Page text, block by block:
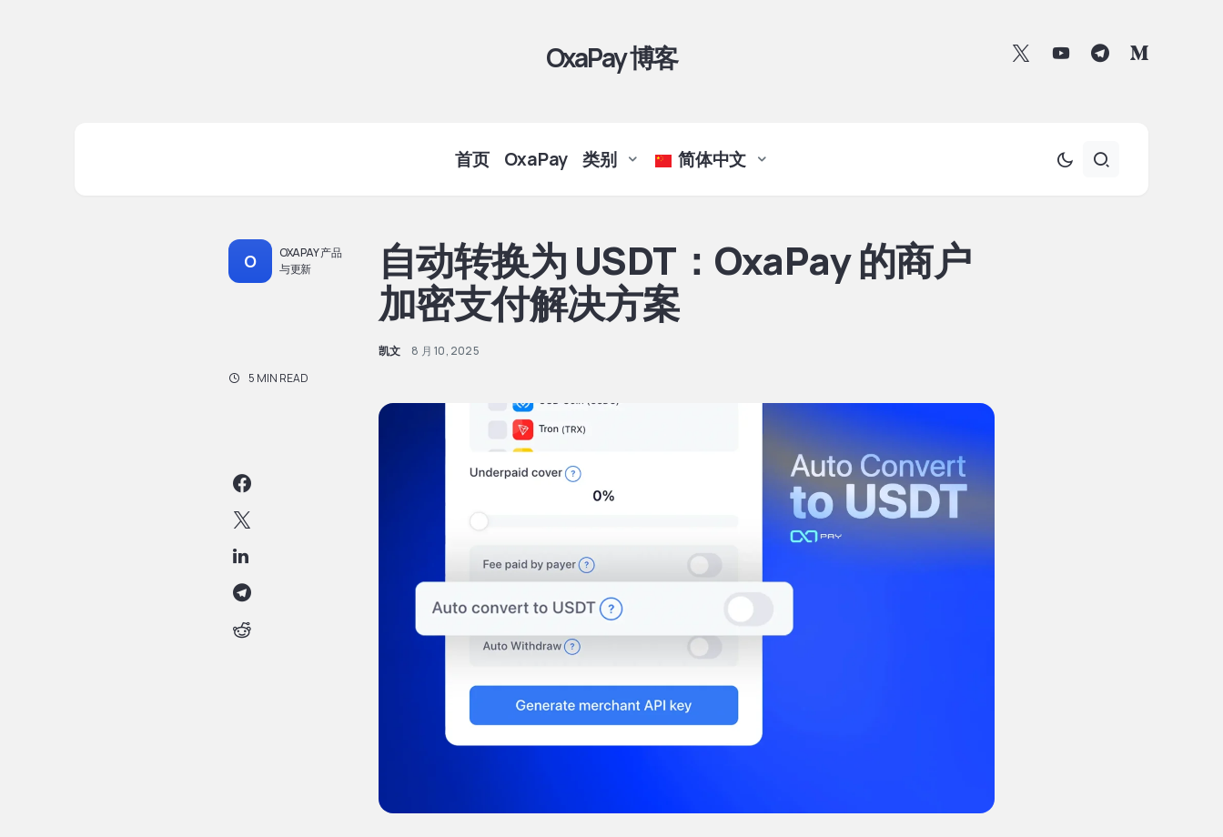
OxaPay 博客
首页 OxaPay 类别 简体中文
O
OXAPAY 产品
与更新
5 MIN READ
自动转换为 USDT：OxaPay 的商户
加密支付解决方案
凯文 8 月 10, 2025